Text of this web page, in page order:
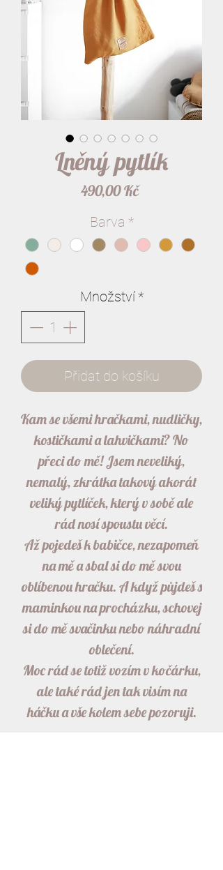
Lněný pytlík
490,00 KčCena
Barva *
Množství*
Přidat do košíku
Kam se všemi hračkami, nudličky,
kostičkami a lahvičkami? No
přeci do mě! Jsem neveliký,
nemalý, zkrátka takový akorát
veliký pytlíček, který v sobě ale
rád nosí spoustu věcí.
Až pojedeš k babičce, nezapomeň
na mě a sbal si do mě svou
oblíbenou hračku. A když půjdeš s
maminkou na procházku, schovej
si do mě svačinku nebo náhradní
oblečení.
Moc rád se totiž vozím v kočárku,
ale také rád jen tak visím na
háčku a vše kolem sebe pozoruji.